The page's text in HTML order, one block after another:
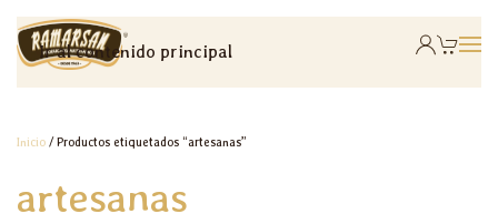
Ir al contenido principal
Inicio / Productos etiquetados “artesanas”
artesanas